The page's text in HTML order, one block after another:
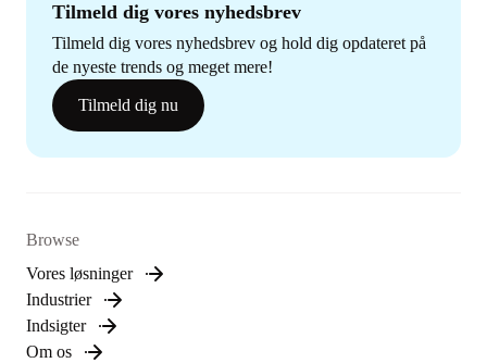
Tilmeld dig vores nyhedsbrev
Tilmeld dig vores nyhedsbrev og hold dig opdateret på
de nyeste trends og meget mere!
Tilmeld dig nu
Browse
Vores løsninger
Industrier
Indsigter
Om os